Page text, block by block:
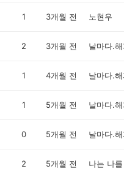
1 3개월 전 노현우
2 3개월 전
1 4개월 전
1 5개월 전
0 5개월 전
2 5개월 전